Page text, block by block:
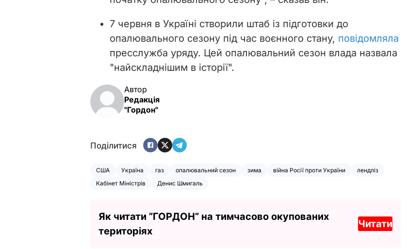
7 червня в Україні створили штаб із підготовки до
опалювального сезону під час воєнного стану, повідомляла
пресслужба уряду. Цей опалювальний сезон влада назвала
"найскладнішим в історії".
Автор
Редакція
"Гордон"
Поділитися
США Україна газ опалювальний сезон зима війна Росії проти України
лендліз
Кабінет Міністрів
Денис Шмигаль
Як читати ”ГОРДОН” на тимчасово окупованих
територіях
Читати